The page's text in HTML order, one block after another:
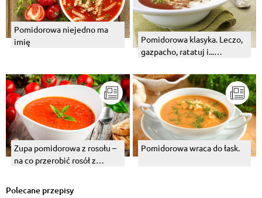
Pomidorowa niejedno ma
imię
Pomidorowa klasyka. Leczo,
gazpacho, ratatuj i...
Zupa pomidorowa z rosołu –
na co przerobić rosół z
Pomidorowa wraca do łask.
Polecane przepisy